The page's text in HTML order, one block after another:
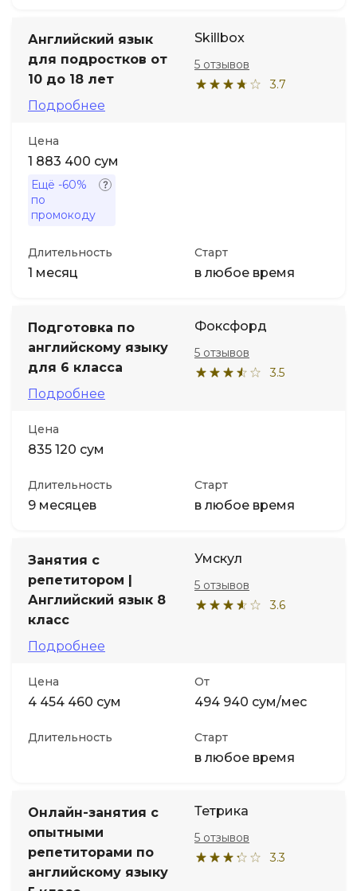
Английский язык
для подростков от
10 до 18 лет
Подробнее
Skillbox
3.7
5 отзывов
Цена
1 883 400 сум
Ещё -60%
по
промокоду
Длительность
1 месяц
Старт
в любое время
Подготовка по
английскому языку
для 6 класса
Подробнее
Фоксфорд
3.5
5 отзывов
Цена
835 120 сум
Длительность
9 месяцев
Старт
в любое время
Занятия с
репетитором |
Английский язык 8
класс
Подробнее
Умскул
3.6
5 отзывов
Цена
4 454 460 сум
От
494 940 сум/мес
Длительность Старт
в любое время
Онлайн-занятия с
опытными
репетиторами по
английскому языку
Тетрика
3.3
5 отзывов